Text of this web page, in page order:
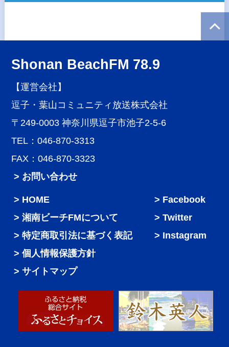
Shonan BeachFM 78.9
【運営会社】
逗子・葉山コミュニティ放送株式会社
〒249-0003 神奈川県逗子市池子2-5-6
TEL：046-870-3313
FAX：046-870-3323
> お問い合わせ
HOME
湘南ビーチFMについて
特定商取引法に基づく表記
個人情報保護方針
サイトマップ
Facebook
Twitter
Instagram